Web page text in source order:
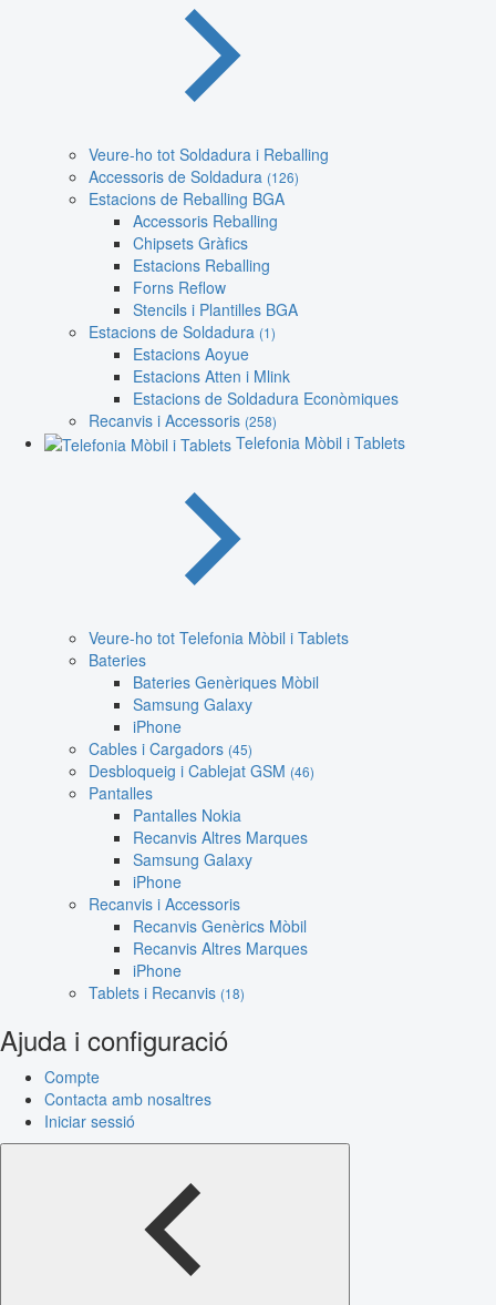
Veure-ho tot Soldadura i Reballing
Accessoris de Soldadura (126)
Estacions de Reballing BGA
Accessoris Reballing
Chipsets Gràfics
Estacions Reballing
Forns Reflow
Stencils i Plantilles BGA
Estacions de Soldadura (1)
Estacions Aoyue
Estacions Atten i Mlink
Estacions de Soldadura Econòmiques
Recanvis i Accessoris (258)
Telefonia Mòbil i Tablets
Veure-ho tot Telefonia Mòbil i Tablets
Bateries
Bateries Genèriques Mòbil
Samsung Galaxy
iPhone
Cables i Cargadors (45)
Desbloqueig i Cablejat GSM (46)
Pantalles
Pantalles Nokia
Recanvis Altres Marques
Samsung Galaxy
iPhone
Recanvis i Accessoris
Recanvis Genèrics Mòbil
Recanvis Altres Marques
iPhone
Tablets i Recanvis (18)
Ajuda i configuració
Compte
Contacta amb nosaltres
Iniciar sessió